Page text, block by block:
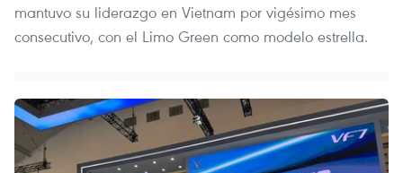
mantuvo su liderazgo en Vietnam por vigésimo mes
consecutivo, con el Limo Green como modelo estrella.